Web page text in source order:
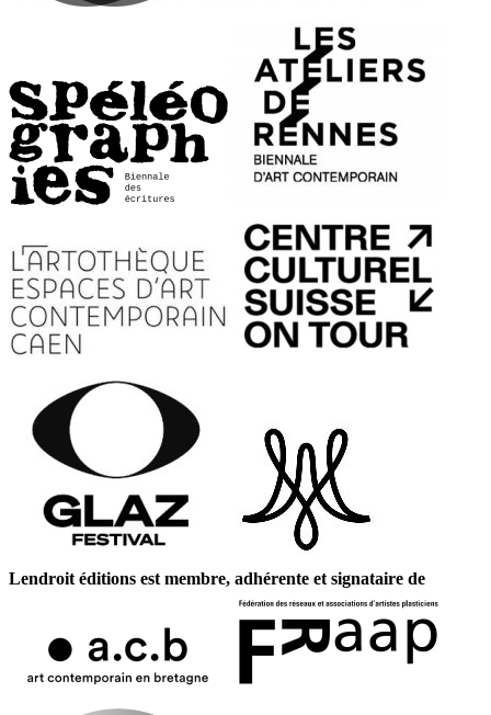
Lendroit éditions est membre, adhérente et signataire de